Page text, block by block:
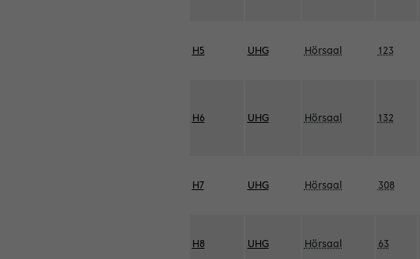
H5 UHG Hörsaal 123
H6 UHG Hörsaal 132
H7 UHG Hörsaal 308
H8 UHG Hörsaal 63